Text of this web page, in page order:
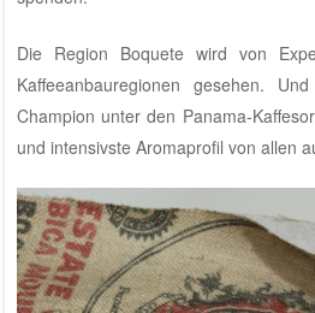
Die Region Boquete wird von
Kaffeeanbauregionen gesehen.
Champion unter den Panama-
und intensivste Aromaprofil von allen